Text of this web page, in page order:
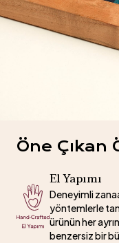
Öne Çıkan
El Yapımı
Deneyimli
yöntemlerle
ürünün her
benzersiz bir